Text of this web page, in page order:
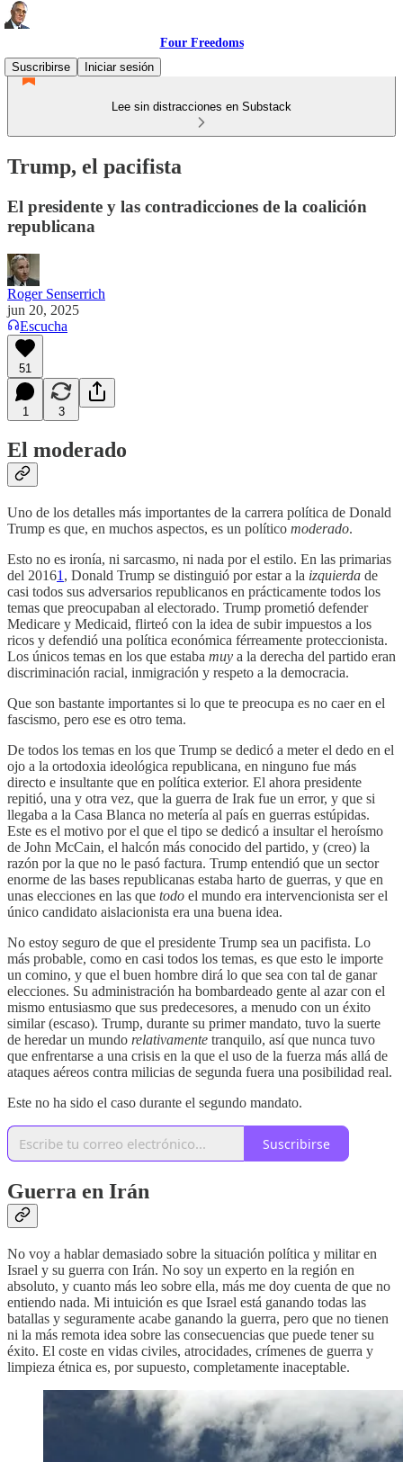
Four Freedoms
Suscribirse
Iniciar sesión
Lee sin distracciones en Substack
Trump, el pacifista
El presidente y las contradicciones de la coalición
republicana
Roger Senserrich
jun 20, 2025
Escucha
51
1 3
El moderado
Uno de los detalles más importantes de la carrera política de Donald
Trump es que, en muchos aspectos, es un político moderado.
Esto no es ironía, ni sarcasmo, ni nada por el estilo. En las primarias
del 20161 , Donald Trump se distinguió por estar a la izquierda de
casi todos sus adversarios republicanos en prácticamente todos los
temas que preocupaban al electorado. Trump prometió defender
Medicare y Medicaid, flirteó con la idea de subir impuestos a los
ricos y defendió una política económica férreamente proteccionista.
Los únicos temas en los que estaba muy a la derecha del partido eran
discriminación racial, inmigración y respeto a la democracia.
Que son bastante importantes si lo que te preocupa es no caer en el
fascismo, pero ese es otro tema.
De todos los temas en los que Trump se dedicó a meter el dedo en el
ojo a la ortodoxia ideológica republicana, en ninguno fue más
directo e insultante que en política exterior. El ahora presidente
repitió, una y otra vez, que la guerra de Irak fue un error, y que si
llegaba a la Casa Blanca no metería al país en guerras estúpidas.
Este es el motivo por el que el tipo se dedicó a insultar el heroísmo
de John McCain, el halcón más conocido del partido, y (creo) la
razón por la que no le pasó factura. Trump entendió que un sector
enorme de las bases republicanas estaba harto de guerras, y que en
unas elecciones en las que todo el mundo era intervencionista ser el
único candidato aislacionista era una buena idea.
No estoy seguro de que el presidente Trump sea un pacifista. Lo
más probable, como en casi todos los temas, es que esto le importe
un comino, y que el buen hombre dirá lo que sea con tal de ganar
elecciones. Su administración ha bombardeado gente al azar con el
mismo entusiasmo que sus predecesores, a menudo con un éxito
similar (escaso). Trump, durante su primer mandato, tuvo la suerte
de heredar un mundo relativamente tranquilo, así que nunca tuvo
que enfrentarse a una crisis en la que el uso de la fuerza más allá de
ataques aéreos contra milicias de segunda fuera una posibilidad real.
Este no ha sido el caso durante el segundo mandato.
Suscribirse
Guerra en Irán
No voy a hablar demasiado sobre la situación política y militar en
Israel y su guerra con Irán. No soy un experto en la región en
absoluto, y cuanto más leo sobre ella, más me doy cuenta de que no
entiendo nada. Mi intuición es que Israel está ganando todas las
batallas y seguramente acabe ganando la guerra, pero que no tienen
ni la más remota idea sobre las consecuencias que puede tener su
éxito. El coste en vidas civiles, atrocidades, crímenes de guerra y
limpieza étnica es, por supuesto, completamente inaceptable.